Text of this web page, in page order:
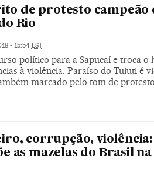
de protesto campeão
Rio
- 15:54 EST
político para a Sapucaí e troca o
à violência. Paraíso do Tuiuti é
marcado pelo tom de protesto
corrupção, violência:
as mazelas do Brasil na